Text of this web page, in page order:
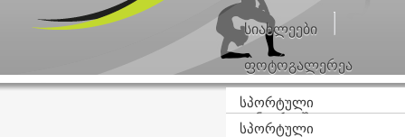
სიახლეები
ფოტოგალერეა
სპორტული
ტანვარჯიში
სპორტული